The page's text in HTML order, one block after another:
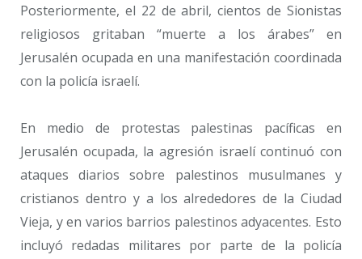
Posteriormente, el 22 de abril, cientos de Sionistas
religiosos gritaban “muerte a los árabes” en
Jerusalén ocupada en una manifestación coordinada
con la policía israelí.
En medio de protestas palestinas pacíficas en
Jerusalén ocupada, la agresión israelí continuó con
ataques diarios sobre palestinos musulmanes y
cristianos dentro y a los alrededores de la Ciudad
Vieja, y en varios barrios palestinos adyacentes. Esto
incluyó redadas militares por parte de la policía